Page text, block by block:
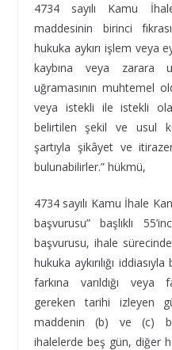
4734 sayılı Kamu
maddesinin birinci
hukuka aykırı işlem veya
kaybına veya zarara
uğramasının muhtemel
veya istekli ile istekli
belirtilen şekil ve usul
şartıyla şikâyet ve
bulunabilirler.” hükmü,
4734 sayılı Kamu İhale
başvurusu” başlıklı
başvurusu, ihale
hukuka aykırılığı
farkına varıldığı veya
gereken tarihi izleyen
maddenin (b) ve (c)
ihalelerde beş gün, diğer